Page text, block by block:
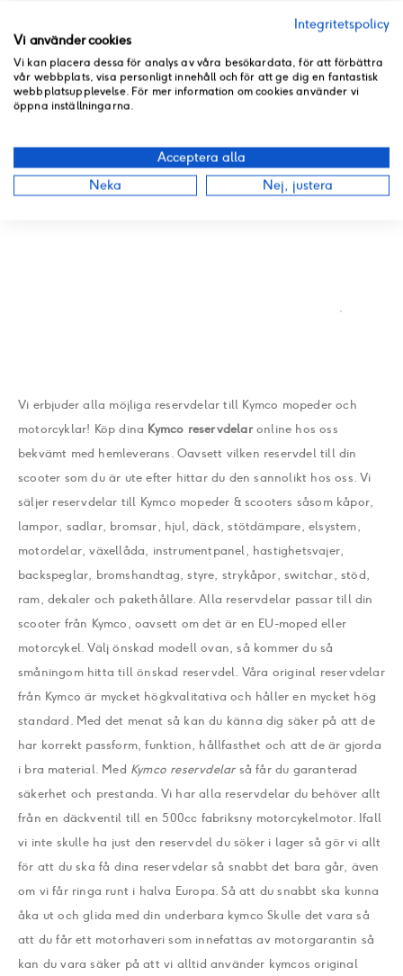
Vi erbjuder alla möjliga reservdelar till Kymco mopeder och
motorcyklar! Köp dina Kymco reservdelaronline hos oss
bekvämt med hemleverans. Oavsett vilken reservdel till din
scooter som du är ute efter hittar du den sannolikt hos oss. Vi
säljer reservdelar till Kymco mopeder & scooters såsom kåpor,
lampor, sadlar, bromsar, hjul, däck, stötdämpare, elsystem,
motordelar, växellåda, instrumentpanel, hastighetsvajer,
backspeglar, bromshandtag, styre, strykåpor, switchar, stöd,
ram, dekaler och pakethållare. Alla reservdelar passar till din
scooter från Kymco, oavsett om det är en EU-moped eller
motorcykel. Välj önskad modell ovan, så kommer du så
småningom hitta till önskad reservdel. Våra original reservdelar
från Kymco är mycket högkvalitativa och håller en mycket hög
standard. Med det menat så kan du känna dig säker på att de
har korrekt passform, funktion, hållfasthet och att de är gjorda
i bra material. Med Kymco reservdelarså får du garanterad
säkerhet och prestanda. Vi har alla reservdelar du behöver allt
från en däckventil till en 500cc fabriksny motorcykelmotor. Ifall
vi inte skulle ha just den reservdel du söker i lager så gör vi allt
för att du ska få dina reservdelar så snabbt det bara går, även
om vi får ringa runt i halva Europa. Så att du snabbt ska kunna
åka ut och glida med din underbara kymco Skulle det vara så
att du får ett motorhaveri som innefattas av motorgarantin så
kan du vara säker på att vi alltid använder kymcos original
Integritetspolicy
Vi använder cookies
Vi kan placera dessa för analys av våra besökardata, för att förbättra
vår webbplats, visa personligt innehåll och för att ge dig en fantastisk
webbplatsupplevelse. För mer information om cookies använder vi
öppna inställningarna.
Acceptera alla
Neka
Nej, justera